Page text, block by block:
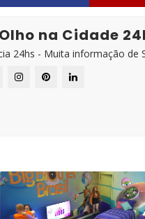
na Cidade
24hs - Muita informação de